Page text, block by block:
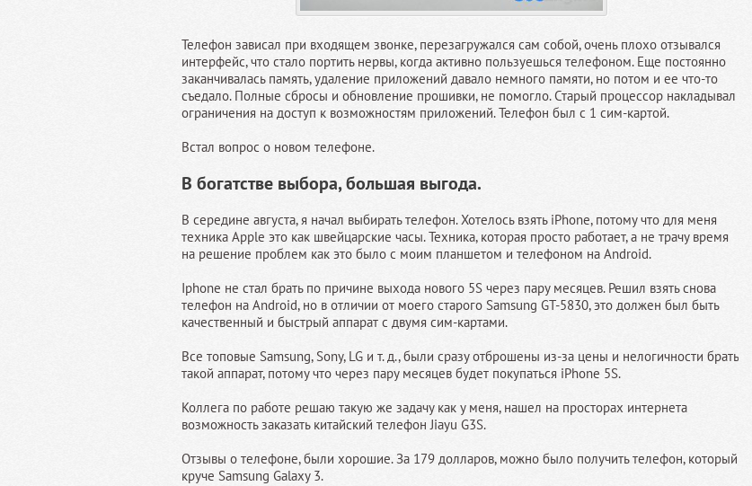
Телефон зависал при входящем звонке, перезагружался сам собой, очень плохо отзывался
интерфейс, что стало портить нервы, когда активно пользуешься телефоном. Еще постоянно
заканчивалась память, удаление приложений давало немного памяти, но потом и ее что-то
съедало. Полные сбросы и обновление прошивки, не помогло. Старый процессор накладывал
ограничения на доступ к возможностям приложений. Телефон был с 1 сим-картой.
Встал вопрос о новом телефоне.
В богатстве выбора, большая выгода.
В середине августа, я начал выбирать телефон. Хотелось взять iPhone, потому что для меня
техника Apple это как швейцарские часы. Техника, которая просто работает, а не трачу время
на решение проблем как это было с моим планшетом и телефоном на Android.
Iphone не стал брать по причине выхода нового 5S через пару месяцев. Решил взять снова
телефон на Android, но в отличии от моего старого Samsung GT-5830, это должен был быть
качественный и быстрый аппарат с двумя сим-картами.
Все топовые Samsung, Sony, LG и т. д., были сразу отброшены из-за цены и нелогичности брать
такой аппарат, потому что через пару месяцев будет покупаться iPhone 5S.
Коллега по работе решаю такую же задачу как у меня, нашел на просторах интернета
возможность заказать китайский телефон Jiayu G3S.
Отзывы о телефоне, были хорошие. За 179 долларов, можно было получить телефон, который
круче Samsung Galaxy 3.